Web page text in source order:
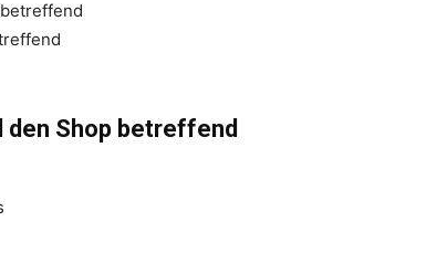
den Shop betreffend